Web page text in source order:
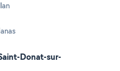
Donat-sur-